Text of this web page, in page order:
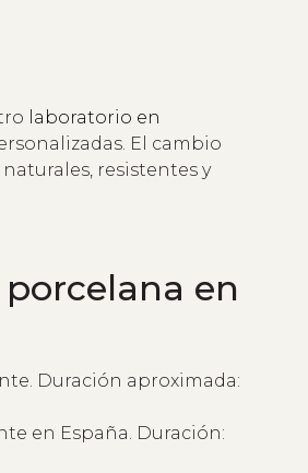
laboratorio en
El cambio
resistentes y
en
Duración aproximada:
en España. Duración: